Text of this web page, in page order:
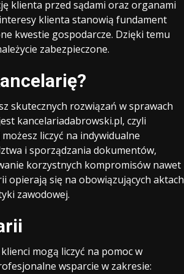
klienta przed sądami oraz organami
klienta stanowią fundament
kwestie gospodarcze. Dzięki temu
zabezpieczone.
skutecznych rozwiązań w sprawach
kancelariadabrowski.pl, czyli
liczyć na indywidualne
i sporządzania dokumentów,
korzystnych kompromisów nawet
opierają się na obowiązujących aktach
zawodowej.
mogą liczyć na pomoc w
wsparcie w zakresie: